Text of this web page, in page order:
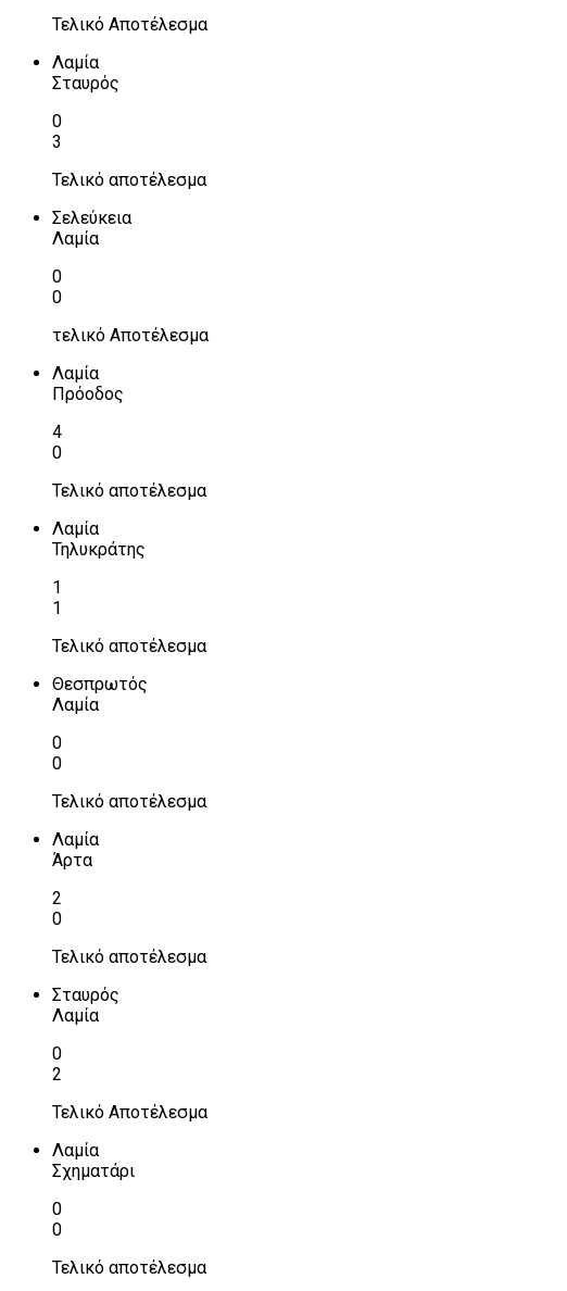
Τελικό Αποτέλεσμα
Λαμία
Σταυρός
0
3
Τελικό αποτέλεσμα
Σελεύκεια
Λαμία
0
0
τελικό Αποτέλεσμα
Λαμία
Πρόοδος
4
0
Τελικό αποτέλεσμα
Λαμία
Τηλυκράτης
1
1
Τελικό αποτέλεσμα
Θεσπρωτός
Λαμία
0
0
Τελικό αποτέλεσμα
Λαμία
Άρτα
2
0
Τελικό αποτέλεσμα
Σταυρός
Λαμία
0
2
Τελικό Αποτέλεσμα
Λαμία
Σχηματάρι
0
0
Τελικό αποτέλεσμα